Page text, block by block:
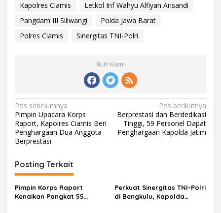
Kapolres Ciamis
Letkol Inf Wahyu Alfiyan Arisandi
Pangdam III Siliwangi
Polda Jawa Barat
Polres Ciamis
Sinergitas TNI-Polri
Ikuti Kami
N
a
v
g
a
s
Pos sebelumnya
Pimpin Upacara Korps
Raport, Kapolres Ciamis Beri
Penghargaan Dua Anggota
Berprestasi
Pos berikutnya
Berprestasi dan Berdedikasi
Tinggi, 59 Personel Dapat
Penghargaan Kapolda Jatim
Posting Terkait
Pimpin Korps Raport
Kenaikan Pangkat 55
Perkuat Sinergitas TNI-Polri
di Bengkulu, Kapolda